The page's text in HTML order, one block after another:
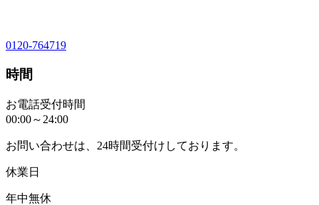
0120-764719
時間
お電話受付時間
00:00～24:00
お問い合わせは、24時間受付けしております。
休業日
年中無休